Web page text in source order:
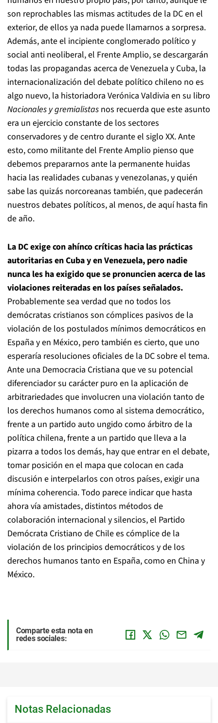
son reprochables las mismas actitudes de la DC en el
exterior, de ellos ya nada puede llamarnos a sorpresa.
Además, ante el incipiente conglomerado político y
social anti neoliberal, el Frente Amplio, se descargarán
todas las propagandas acerca de Venezuela y Cuba, la
internacionalización del debate político chileno no es
algo nuevo, la historiadora Verónica Valdivia en su libro
Nacionales y gremialistas nos recuerda que este asunto
era un ejercicio constante de los sectores
conservadores y de centro durante el siglo XX. Ante
esto, como militante del Frente Amplio pienso que
debemos prepararnos ante la permanente huidas
hacia las realidades cubanas y venezolanas, y quién
sabe las quizás norcoreanas también, que padecerán
nuestros debates políticos, al menos, de aquí hasta fin
de año.
La DC exige con ahínco críticas hacia las prácticas
autoritarias en Cuba y en Venezuela, pero nadie
nunca les ha exigido que se pronuncien acerca de las
violaciones reiteradas en los países señalados.
Probablemente sea verdad que no todos los
demócratas cristianos son cómplices pasivos de la
violación de los postulados mínimos democráticos en
España y en México, pero también es cierto, que uno
esperaría resoluciones oficiales de la DC sobre el tema.
Ante una Democracia Cristiana que ve su potencial
diferenciador su carácter puro en la aplicación de
arbitrariedades que involucren una violación tanto de
los derechos humanos como al sistema democrático,
frente a un partido auto ungido como árbitro de la
política chilena, frente a un partido que lleva a la
pizarra a todos los demás, hay que entrar en el debate,
tomar posición en el mapa que colocan en cada
discusión e interpelarlos con otros países, exigir una
mínima coherencia. Todo parece indicar que hasta
ahora vía amistades, distintos métodos de
colaboración internacional y silencios, el Partido
Demócrata Cristiano de Chile es cómplice de la
violación de los principios democráticos y de los
derechos humanos tanto en España, como en China y
México.
Comparte esta nota en
redes sociales:
Notas Relacionadas